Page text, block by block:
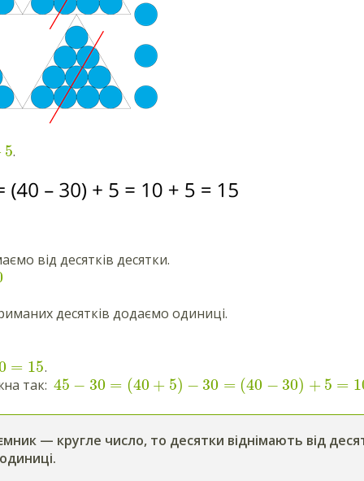
5.
від десятків десятки.
десятків додаємо одиниці.
= 15.
так: 45 − 30 = (40 + 5) − 30 = (40 − 30) + 5 =
— кругле число, то десятки віднімають від